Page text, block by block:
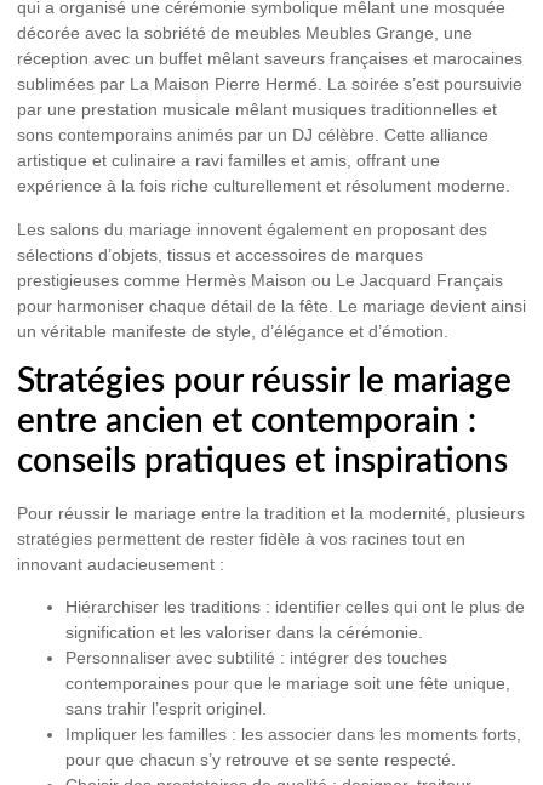
qui a organisé une cérémonie symbolique mêlant une mosquée
décorée avec la sobriété de meubles Meubles Grange, une
réception avec un buffet mêlant saveurs françaises et marocaines
sublimées par La Maison Pierre Hermé. La soirée s’est poursuivie
par une prestation musicale mêlant musiques traditionnelles et
sons contemporains animés par un DJ célèbre. Cette alliance
artistique et culinaire a ravi familles et amis, offrant une
expérience à la fois riche culturellement et résolument moderne.
Les salons du mariage innovent également en proposant des
sélections d’objets, tissus et accessoires de marques
prestigieuses comme Hermès Maison ou Le Jacquard Français
pour harmoniser chaque détail de la fête. Le mariage devient ainsi
un véritable manifeste de style, d’élégance et d’émotion.
Stratégies pour réussir le mariage
entre ancien et contemporain :
conseils pratiques et inspirations
Pour réussir le mariage entre la tradition et la modernité, plusieurs
stratégies permettent de rester fidèle à vos racines tout en
innovant audacieusement :
Hiérarchiser les traditions : identifier celles qui ont le plus de
signification et les valoriser dans la cérémonie.
Personnaliser avec subtilité : intégrer des touches
contemporaines pour que le mariage soit une fête unique,
sans trahir l’esprit originel.
Impliquer les familles : les associer dans les moments forts,
pour que chacun s’y retrouve et se sente respecté.